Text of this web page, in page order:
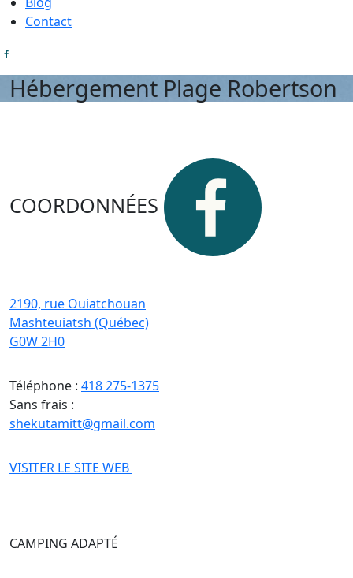
Contact
Hébergement Plage Robertson
COORDONNÉES
2190, rue Ouiatchouan
Mashteuiatsh (Québec)
G0W 2H0
Téléphone : 418 275-1375
Sans frais :
shekutamitt@gmail.com
VISITER LE SITE WEB
CAMPING ADAPTÉ